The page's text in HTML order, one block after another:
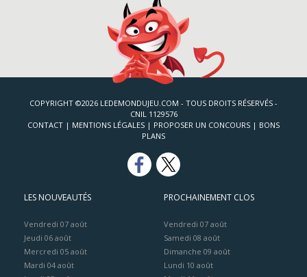
COPYRIGHT ©2026 LEDEMONDUJEU.COM - TOUS DROITS RÉSERVÉS -
CNIL 1129576
CONTACT | MENTIONS LÉGALES | PROPOSER UN CONCOURS | BONS
PLANS
LES NOUVEAUTÉS
Vendredi 07 août
Jeudi 06 août
Mercredi 05 août
Mardi 04 août
PROCHAINEMENT CLOS
Vendredi 07 août
Samedi 08 août
Dimanche 09 août
Lundi 10 août